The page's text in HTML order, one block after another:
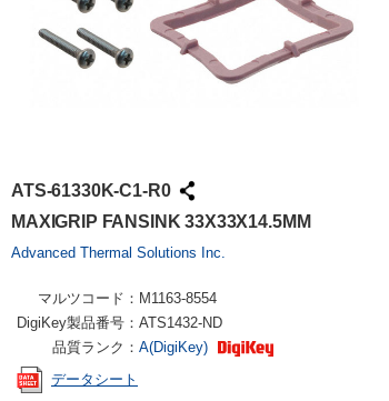
ATS-61330K-C1-R0
MAXIGRIP FANSINK 33X33X14.5MM
Advanced Thermal Solutions Inc.
マルツコード： M1163-8554
DigiKey製品番号： ATS1432-ND
品質ランク： A(DigiKey)
データシート